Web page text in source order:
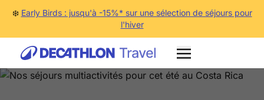
❄️ Early Birds : jusqu'à -15%* sur une sélection de séjours pour
l'hiver